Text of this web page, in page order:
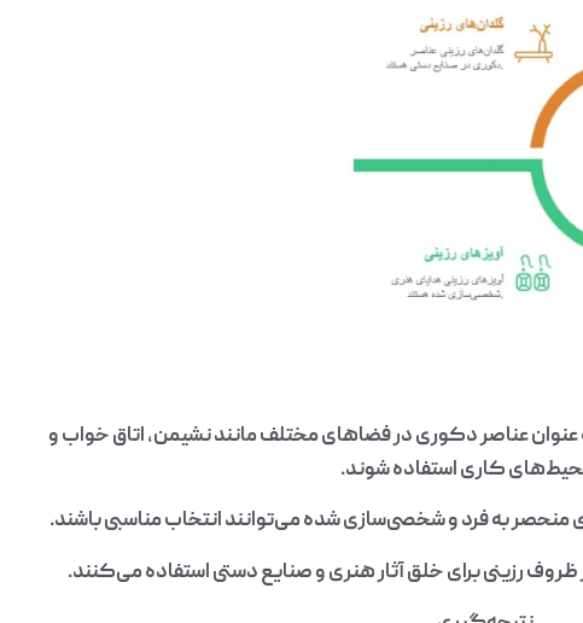
عناصر دکوری در فضاهای مختلف مانند نشیمن، اتاق خواب و
کاری استفاده شوند.
به فرد و شخصی‌سازی شده می‌توانند انتخاب مناسبی باشند.
ظروف رزینی برای خلق آثار هنری و صنایع دستی استفاده می‌کنند.